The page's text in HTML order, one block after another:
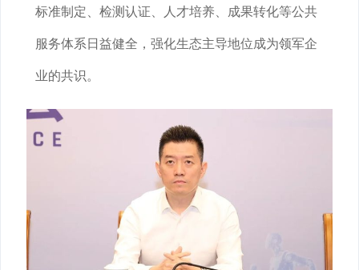
标准制定、检测认证、人才培养、成果转化等公共
服务体系日益健全，强化生态主导地位成为领军企
业的共识。